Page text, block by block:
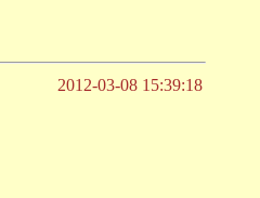
2012-03-08 15:39:18